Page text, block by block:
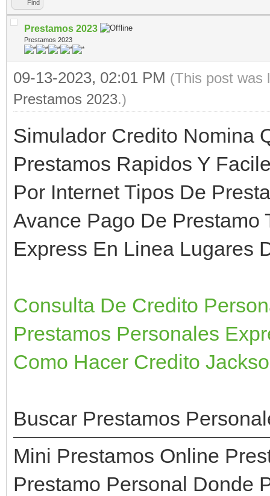
Find
Prestamos 2023
Prestamos 2023
09-13-2023, 02:01 PM (This post was
Prestamos 2023.)
Simulador Credito Nomina
Prestamos Rapidos Y
Por Internet Tipos De
Avance Pago De Prestamo
Express En Linea Lugares
Consulta De Credito
Prestamos Personales
Como Hacer Credito
Buscar Prestamos
Mini Prestamos Online
Prestamo Personal Donde